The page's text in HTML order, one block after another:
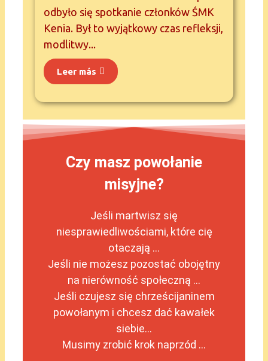
odbyło się spotkanie członków ŚMK
Kenia. Był to wyjątkowy czas refleksji,
modlitwy...
Leer más
Czy masz powołanie
misyjne?
Jeśli martwisz się
niesprawiedliwościami, które cię
otaczają …
Jeśli nie możesz pozostać obojętny
na nierówność społeczną …
Jeśli czujesz się chrześcijaninem
powołanym i chcesz dać kawałek
siebie…
Musimy zrobić krok naprzód …